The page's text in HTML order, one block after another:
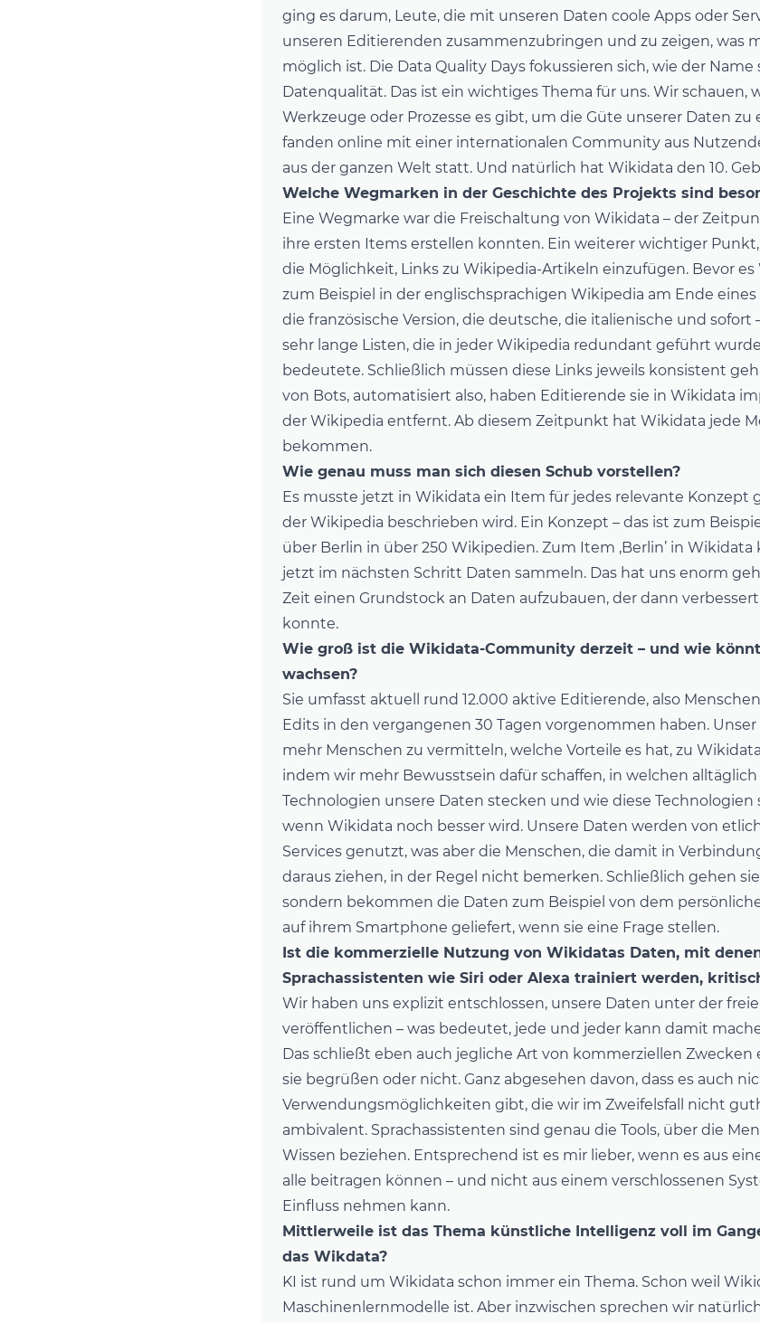
ging es darum, Leute, die mit unseren Daten coole Apps oder
unseren Editierenden zusammenzubringen und zu zeigen, was
möglich ist. Die Data Quality Days fokussieren sich, wie der Name
Datenqualität. Das ist ein wichtiges Thema für uns. Wir schauen,
Werkzeuge oder Prozesse es gibt, um die Güte unserer Daten zu
fanden online mit einer internationalen Community aus
aus der ganzen Welt statt. Und natürlich hat Wikidata den 10.
Welche Wegmarken in der Geschichte des Projekts sind
Eine Wegmarke war die Freischaltung von Wikidata – der
ihre ersten Items erstellen konnten. Ein weiterer wichtiger
die Möglichkeit, Links zu Wikipedia-Artikeln einzufügen. Bevor es
zum Beispiel in der englischsprachigen Wikipedia am Ende
die französische Version, die deutsche, die italienische und sofort
sehr lange Listen, die in jeder Wikipedia redundant geführt
bedeutete. Schließlich müssen diese Links jeweils konsistent
von Bots, automatisiert also, haben Editierende sie in Wikidata
der Wikipedia entfernt. Ab diesem Zeitpunkt hat Wikidata jede
bekommen.
Wie genau muss man sich diesen Schub vorstellen?
Es musste jetzt in Wikidata ein Item für jedes relevante Konzept
der Wikipedia beschrieben wird. Ein Konzept – das ist zum Beispiel
über Berlin in über 250 Wikipedien. Zum Item ‚Berlin’ in
jetzt im nächsten Schritt Daten sammeln. Das hat uns enorm
Zeit einen Grundstock an Daten aufzubauen, der dann
konnte.
Wie groß ist die Wikidata-Community derzeit – und wie
wachsen?
Sie umfasst aktuell rund 12.000 aktive Editierende, also
Edits in den vergangenen 30 Tagen vorgenommen haben. Unser
mehr Menschen zu vermitteln, welche Vorteile es hat, zu
indem wir mehr Bewusstsein dafür schaffen, in welchen
Technologien unsere Daten stecken und wie diese Technologien
wenn Wikidata noch besser wird. Unsere Daten werden von
Services genutzt, was aber die Menschen, die damit in
daraus ziehen, in der Regel nicht bemerken. Schließlich gehen
sondern bekommen die Daten zum Beispiel von dem
auf ihrem Smartphone geliefert, wenn sie eine Frage stellen.
Ist die kommerzielle Nutzung von Wikidatas Daten, mit
Sprachassistenten wie Siri oder Alexa trainiert werden,
Wir haben uns explizit entschlossen, unsere Daten unter der
veröffentlichen – was bedeutet, jede und jeder kann damit
Das schließt eben auch jegliche Art von kommerziellen Zwecken
sie begrüßen oder nicht. Ganz abgesehen davon, dass es auch
Verwendungsmöglichkeiten gibt, die wir im Zweifelsfall nicht
ambivalent. Sprachassistenten sind genau die Tools, über die
Wissen beziehen. Entsprechend ist es mir lieber, wenn es aus
alle beitragen können – und nicht aus einem verschlossenen
Einfluss nehmen kann.
Mittlerweile ist das Thema künstliche Intelligenz voll im
das Wikdata?
KI ist rund um Wikidata schon immer ein Thema. Schon weil
Maschinenlernmodelle ist. Aber inzwischen sprechen wir